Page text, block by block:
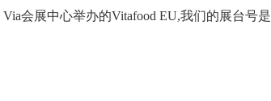
Via会展中心举办的Vitafood EU,我们的展台号是